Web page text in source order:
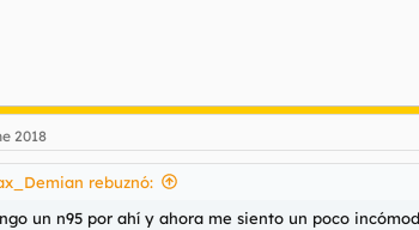
2018
rebuznó:
un n95 por ahí y ahora me siento un poco